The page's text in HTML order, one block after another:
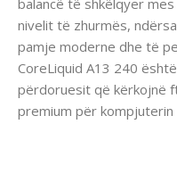
nivelit të zhurmës,
pamje moderne dhe të
CoreLiquid A13 240
përdoruesit që kërkojnë
premium për kompjuterin